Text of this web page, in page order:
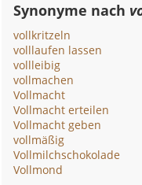
Synonyme nach
vollkritzeln
volllaufen lassen
vollleibig
vollmachen
Vollmacht
Vollmacht erteilen
Vollmacht geben
vollmäßig
Vollmilchschokolade
Vollmond